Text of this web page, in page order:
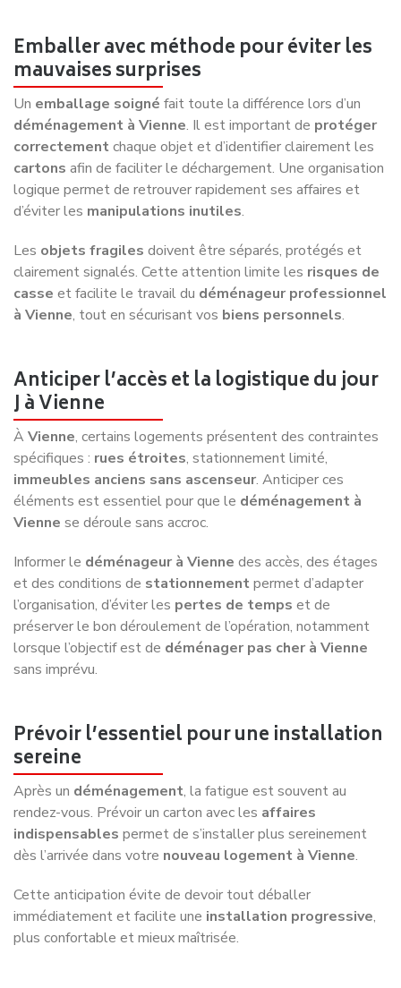
Emballer avec méthode pour éviter les
mauvaises surprises
Un emballage soigné fait toute la différence lors d’un
déménagement à Vienne. Il est important de protéger
correctementchaque objet et d’identifier clairement les
cartons afin de faciliter le déchargement. Une organisation
logique permet de retrouver rapidement ses affaires et
d’éviter les manipulations inutiles.
Les objets fragiles doivent être séparés, protégés et
clairement signalés. Cette attention limite les risques de
casse et facilite le travail du déménageur professionnel
à Vienne, tout en sécurisant vos biens personnels.
Anticiper l’accès et la logistique du jour
J à Vienne
À Vienne, certains logements présentent des contraintes
spécifiques : rues étroites, stationnement limité,
immeubles anciens sans ascenseur. Anticiper ces
éléments est essentiel pour que le déménagement à
Vienne se déroule sans accroc.
Informer le déménageur à Vienne des accès, des étages
et des conditions de stationnementpermet d’adapter
l’organisation, d’éviter les pertes de temps et de
préserver le bon déroulement de l’opération, notamment
lorsque l’objectif est de déménager pas cher à Vienne
sans imprévu.
Prévoir l’essentiel pour une installation
sereine
Après un déménagement, la fatigue est souvent au
rendez-vous. Prévoir un carton avec les affaires
indispensables permet de s’installer plus sereinement
dès l’arrivée dans votre nouveau logement à Vienne.
Cette anticipation évite de devoir tout déballer
immédiatement et facilite une installation progressive,
plus confortable et mieux maîtrisée.